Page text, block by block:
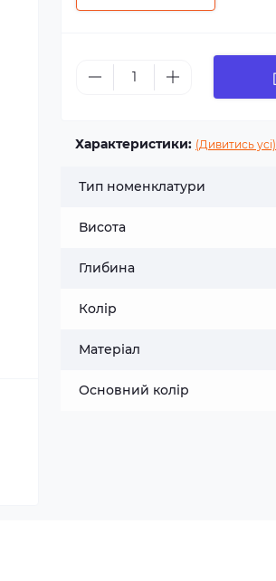
Характеристики: (Дивитись усі)
Тип номенклатури
Висота
Глибина
Колір
Матеріал
Основний колір